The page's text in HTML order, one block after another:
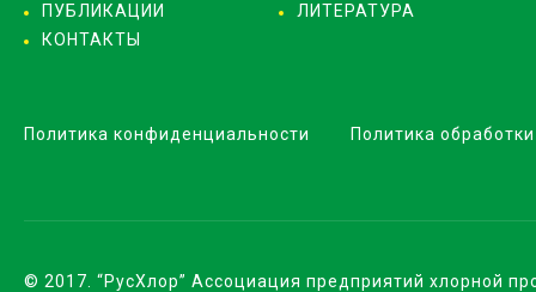
ПУБЛИКАЦИИ
ЛИТЕРАТУРА
КОНТАКТЫ
Политика конфиденциальности Политика
© 2017. “РусХлор” Ассоциация предприятий хлорной